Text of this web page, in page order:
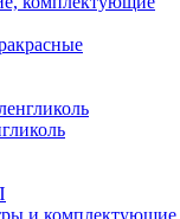
и комплектующие